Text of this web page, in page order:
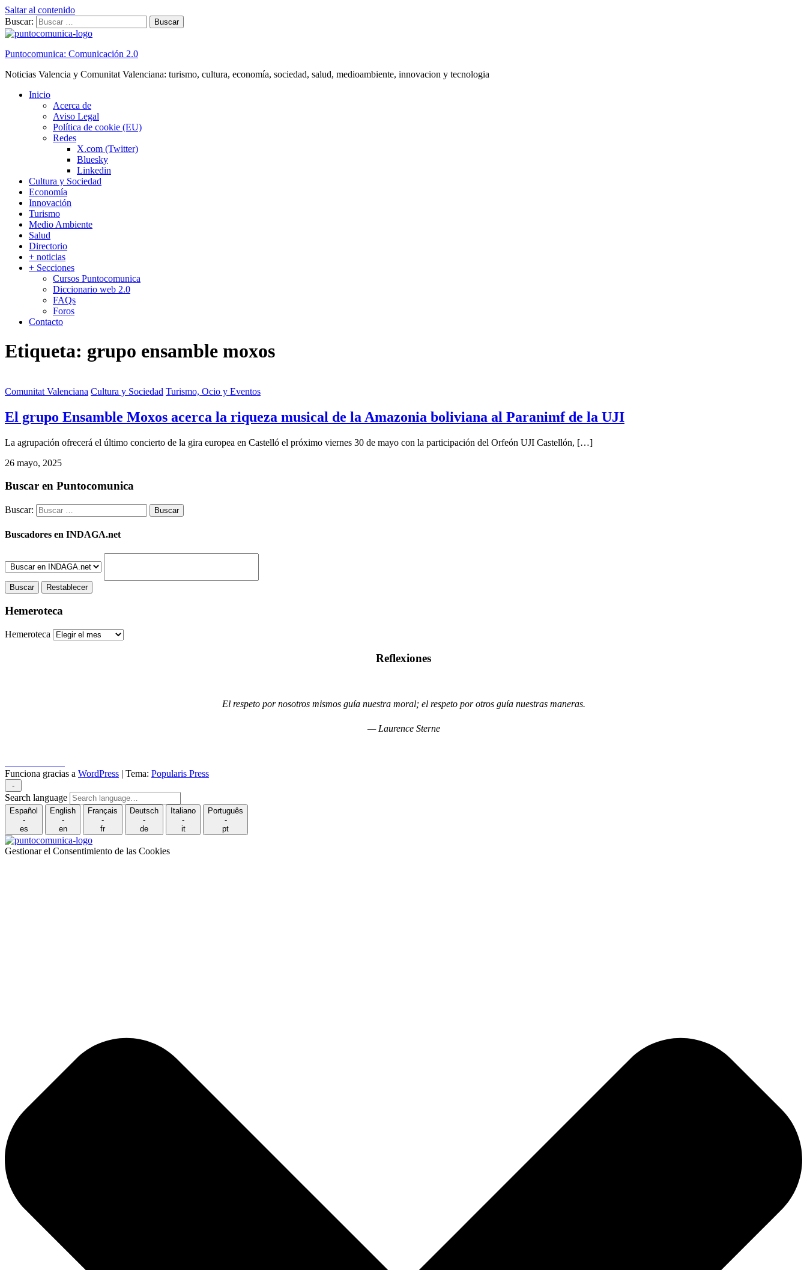
Saltar al contenido
Buscar:
Puntocomunica: Comunicación 2.0
Noticias Valencia y Comunitat Valenciana: turismo, cultura, economía, sociedad, salud, medioambiente, innovacion y tecnologia
Inicio
Acerca de
Aviso Legal
Política de cookie (EU)
Redes
X.com (Twitter)
Bluesky
Linkedin
Cultura y Sociedad
Economía
Innovación
Turismo
Medio Ambiente
Salud
Directorio
+ noticias
+ Secciones
Cursos Puntocomunica
Diccionario web 2.0
FAQs
Foros
Contacto
Etiqueta: grupo ensamble moxos
Comunitat Valenciana Cultura y Sociedad Turismo, Ocio y Eventos
El grupo Ensamble Moxos acerca la riqueza musical de la Amazonia boliviana al Paranimf de la UJI
La agrupación ofrecerá el último concierto de la gira europea en Castelló el próximo viernes 30 de mayo con la participación del Orfeón UJI Castellón, […]
26 mayo, 2025
Buscar en Puntocomunica
Buscar:
Buscadores en INDAGA.net
Hemeroteca
Hemeroteca
Reflexiones
El respeto por nosotros mismos guía nuestra moral; el respeto por otros guía nuestras maneras.
— Laurence Sterne
Funciona gracias a WordPress | Tema: Popularis Press
-
Search language
Español
-
es
English
-
en
Français
-
fr
Deutsch
-
de
Italiano
-
it
Português
-
pt
Gestionar el Consentimiento de las Cookies